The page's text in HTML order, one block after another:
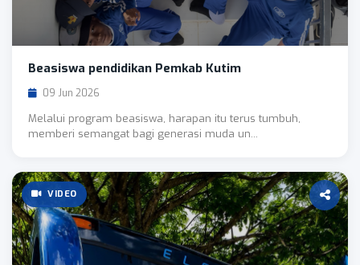
Beasiswa pendidikan Pemkab Kutim
09 Jun 2026
Melalui program beasiswa, harapan itu terus tumbuh,
memberi semangat bagi generasi muda un...
VIDEO